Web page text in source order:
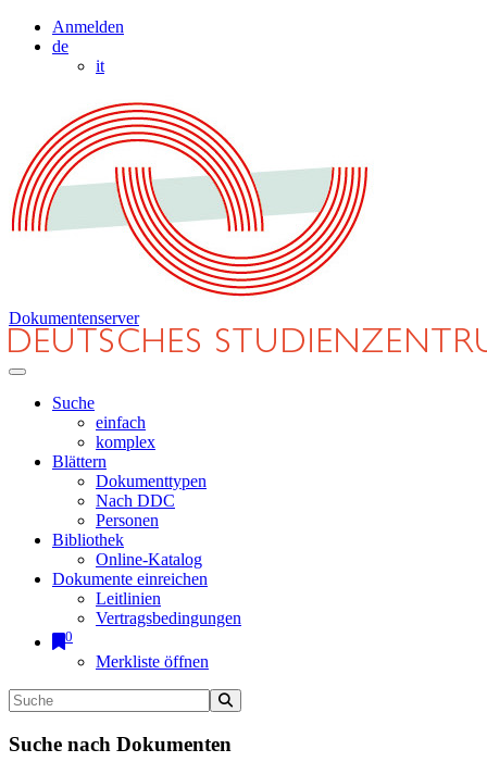
Anmelden
de
it
Dokumentenserver
Suche
einfach
komplex
Blättern
Dokumenttypen
Nach DDC
Personen
Bibliothek
Online-Katalog
Dokumente einreichen
Leitlinien
Vertragsbedingungen
0
Merkliste öffnen
Suche nach Dokumenten